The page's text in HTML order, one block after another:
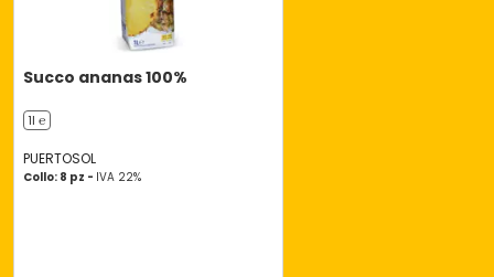
Succo ananas 100%
1l ℮
PUERTOSOL
Collo: 8 pz - IVA 22%